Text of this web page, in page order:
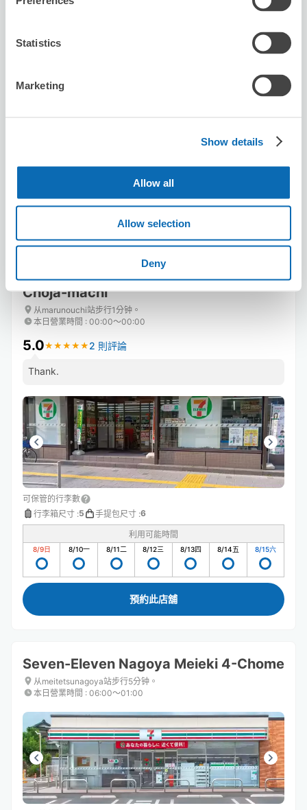
Statistics
Marketing
Show details
Allow all
Allow selection
Deny
預約此店舖
Seven-Eleven Nagoya Sakuradori
Choja-machi
从marunouchi站步行1分钟。
本日營業時間 : 00:00〜00:00
5.0★ ★ ★ ★ ★
★ ★ ★ ★ ★ 2 則評論
Thank.
可保管的行李數
行李箱尺寸 :5 手提包尺寸 :6
利用可能時間
8/9日 8/10一 8/11二 8/12三 8/13四 8/14五 8/15六
預約此店舖
Seven-Eleven Nagoya Meieki 4-Chome
从meitetsunagoya站步行5分钟。
本日營業時間 : 06:00〜01:00